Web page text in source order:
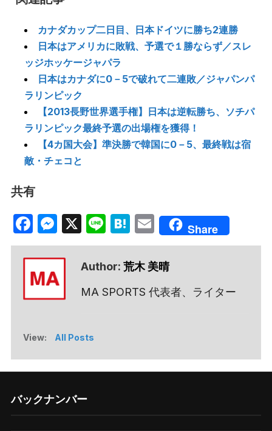
カナダカップ二日目、日本ドイツに勝ち2連勝
日本はアメリカに敗戦、予選で１勝ならず／スレ
ッジホッケージャパラ
日本はカナダに0－5で破れて二連敗／ジャパンパ
ラリンピック
【2013長野世界選手権】日本は逆転勝ち、ソチパ
ラリンピック最終予選の出場権を獲得！
【4カ国大会】準決勝で韓国に0－5、最終戦は宿
敵・チェコと
共有
Facebook
Messenger
X LineHatena
EmailShare
Author: 荒木 美晴
MA SPORTS 代表者、ライター
View: All Posts
バックナンバー